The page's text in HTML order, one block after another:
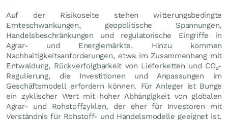
Auf der Risikoseite stehen witterungsbedingte
Ernteschwankungen, geopolitische Spannungen,
Handelsbeschränkungen und regulatorische Eingriffe in
Agrar- und Energiemärkte. Hinzu kommen
Nachhaltigkeitsanforderungen, etwa im Zusammenhang mit
Entwaldung, Rückverfolgbarkeit von Lieferketten und CO₂-
Regulierung, die Investitionen und Anpassungen im
Geschäftsmodell erfordern können. Für Anleger ist Bunge
ein zyklischer Wert mit hoher Abhängigkeit von globalen
Agrar- und Rohstoffzyklen, der eher für Investoren mit
Verständnis für Rohstoff- und Handelsmodelle geeignet ist.